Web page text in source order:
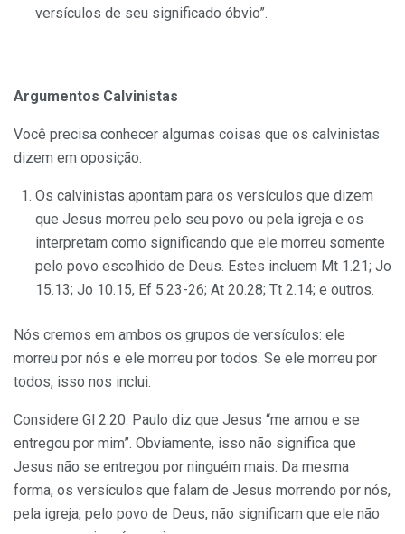
versículos de seu significado óbvio”.
Argumentos Calvinistas
Você precisa conhecer algumas coisas que os calvinistas
dizem em oposição.
Os calvinistas apontam para os versículos que dizem
que Jesus morreu pelo seu povo ou pela igreja e os
interpretam como significando que ele morreu somente
pelo povo escolhido de Deus. Estes incluem Mt 1.21; Jo
15.13; Jo 10.15, Ef 5.23-26; At 20.28; Tt 2.14; e outros.
Nós cremos em ambos os grupos de versículos: ele
morreu por nós e ele morreu por todos. Se ele morreu por
todos, isso nos inclui.
Considere Gl 2.20: Paulo diz que Jesus “me amou e se
entregou por mim”. Obviamente, isso não significa que
Jesus não se entregou por ninguém mais. Da mesma
forma, os versículos que falam de Jesus morrendo por nós,
pela igreja, pelo povo de Deus, não significam que ele não